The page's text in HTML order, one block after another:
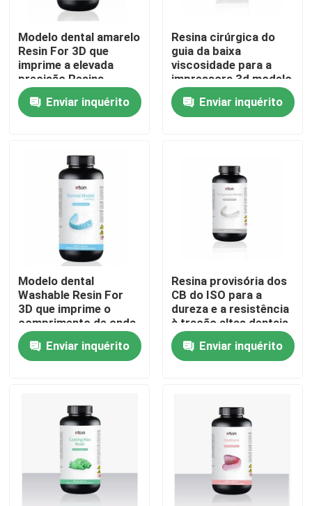
Casa
Quem Somos
Fábrica
Controle de Qualidade
Fale Conosco
Todos os casos
Impressora do metal 3D do laser
Impressora dental do metal 3D
Modelo dental amarelo
Resin For 3D que
imprime a elevada
precisão Resina
Biocompatible
Enviar inquérito
Resina cirúrgica do
guia da baixa
viscosidade para a
impressora 3d modelo
dental
Enviar inquérito
Modelo dental
Washable Resin For
3D que imprime o
comprimento de onda
alto 405nm da dureza
do azul da cor
Enviar inquérito
Resina provisória dos
CB do ISO para a
dureza e a resistência
à tração altas dentais
da máquina de
impressão 3d
Enviar inquérito